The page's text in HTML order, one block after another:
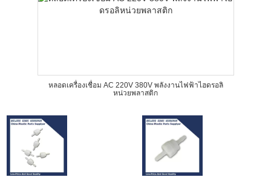
หลอดเครื่องเชื่อม AC 220V 380V พลังงานไฟฟ้าไฮดรอลิ
หน่วยพลาสติก